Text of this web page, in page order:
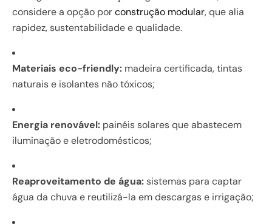
considere a opção porconstrução modular, que alia
rapidez, sustentabilidade e qualidade.
Materiais eco-friendly: madeira certificada, tintas
naturais e isolantes não tóxicos;
Energia renovável: painéis solares que abastecem
iluminação e eletrodomésticos;
Reaproveitamento de água:sistemas para captar
água da chuva e reutilizá-la em descargas e irrigação;